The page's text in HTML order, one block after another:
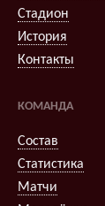
Стадион
История
Контакты
КОМАНДА
Состав
Статистика
Матчи